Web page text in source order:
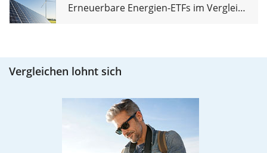
Erneuerbare Energien-ETFs im Vergleich
Vergleichen lohnt sich